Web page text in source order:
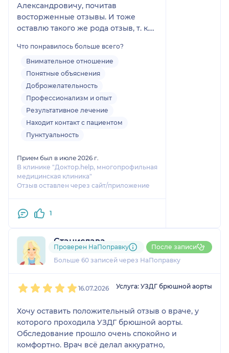
Александровичу, почитав
восторженные отзывы. И тоже
оставлю такого же рода отзыв, т. к.
было объяснено, проведён
тщательно осмотр, дали выписку с
указаниями и успокоили, что все в
порядке и не стоит пугаться раньше
времени (сама себе внушила и
поставила диагноз).
есть что сказать. Во-первых, прошла
подъехала к ним. Во-вторых, нет
очередей, везде чисто, на
ресепшен сидят отзывчивые и
В общем и в целом знаю, к кому и
куда можно будет обратиться в
Что понравилось больше всего?
Внимательное отношение
Понятные объяснения
Доброжелательность
Профессионализм и опыт
Результативное лечение
Находит контакт с пациентом
Пунктуальность
Прием был в июле 2026 г.
В клинике "Доктор.help, многопрофильная
медицинская клиника"
Отзыв оставлен через сайт/приложение
1
Станислава
22 отзыва
Больше 60 записей через НаПоправку
Проверен НаПоправку После записи
16.07.2026 Услуга: УЗДГ брюшной аорты
Хочу оставить положительный отзыв о враче, у
которого проходила УЗДГ брюшной аорты.
Обследование прошло очень спокойно и
комфортно. Врач всё делал аккуратно,